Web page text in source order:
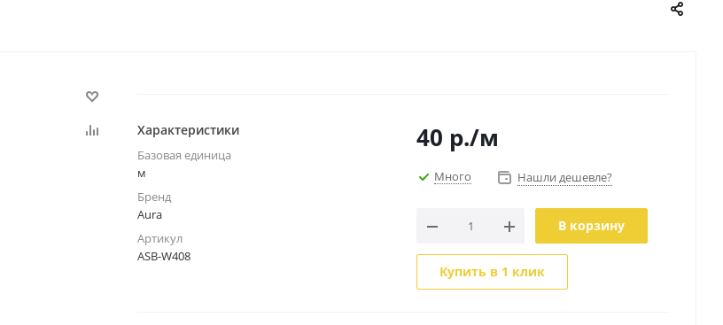
Характеристики
Базовая единица
м
Бренд
Aura
Артикул
ASB-W408
40 р./м
Много Нашли дешевле?
В корзину
Купить в 1 клик